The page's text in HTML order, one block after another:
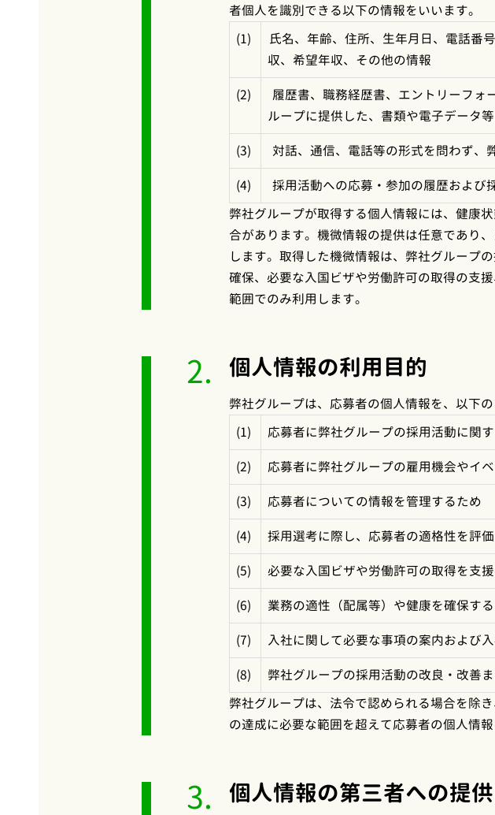
者個人を識別できる以下の情報をいいます。
(1)
氏名、年齢、住所、生年月日、電話番
収、希望年収、その他の情報
(2)
履歴書、職務経歴書、エントリーフォ
ループに提供した、書類や電子データ
(3)
対話、通信、電話等の形式を問わず、
(4)
採用活動への応募・参加の履歴および
弊社グループが取得する個人情報には、健康
合があります。機微情報の提供は任意であり
します。取得した機微情報は、弊社グループ
確保、必要な入国ビザや労働許可の取得の支
範囲でのみ利用します。
2. 個人情報の利用目的
弊社グループは、応募者の個人情報を、以下
(1)
応募者に弊社グループの採用活動に関
(2)
応募者に弊社グループの雇用機会やイ
(3)
応募者についての情報を管理するため
(4)
採用選考に際し、応募者の適格性を評
(5)
必要な入国ビザや労働許可の取得を支
(6)
業務の適性（配属等）や健康を確保す
(7)
入社に関して必要な事項の案内および
(8)
弊社グループの採用活動の改良・改善
弊社グループは、法令で認められる場合を除
の達成に必要な範囲を超えて応募者の個人情
3. 個人情報の第三者への提供